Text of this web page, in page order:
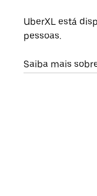
UberXL está
pessoas.
Saiba mais